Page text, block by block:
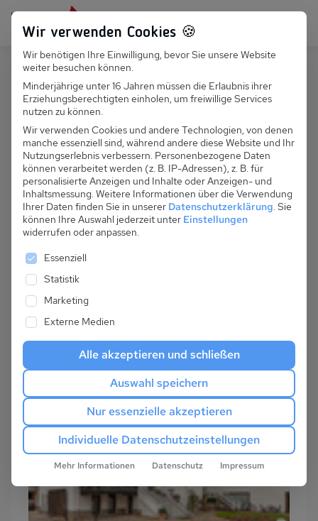
Persönlich für dich da: +49 251 899 050
Suchfeld
Suchen
D 129.741 - Villa Erika, FW
Romantika, Nr. 2
Wir verwenden Cookies 🍪
Wir benötigen Ihre Einwilligung, bevor Sie unsere Website
weiter besuchen können.
Minderjährige unter 16 Jahren müssen die Erlaubnis ihrer
Erziehungsberechtigten einholen, um freiwillige Services
nutzen zu können.
Wir verwenden Cookies und andere Technologien, von denen
manche essenziell sind, während andere diese Website und Ihr
Nutzungserlebnis verbessern. Personenbezogene Daten
können verarbeitet werden (z. B. IP-Adressen), z. B. für
personalisierte Anzeigen und Inhalte oder Anzeigen- und
Inhaltsmessung. Weitere Informationen über die Verwendung
Ihrer Daten finden Sie in unserer Datenschutzerklärung. Sie
können Ihre Auswahl jederzeit unter Einstellungen
widerrufen oder anpassen.
Es folgt eine Liste der Service-Gruppen, für die
Essenziell
Statistik
Marketing
Externe Medien
Alle akzeptieren und schließen
Auswahl speichern
Nur essenzielle akzeptieren
Individuelle Datenschutzeinstellungen
Mehr Informationen Datenschutz Impressum